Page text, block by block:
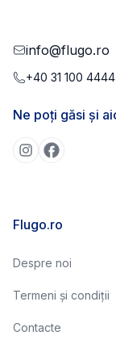
info@flugo.ro
+40 31 100 4444
Ne poți găsi și
Flugo.ro
Despre noi
Termeni și condiții
Contacte